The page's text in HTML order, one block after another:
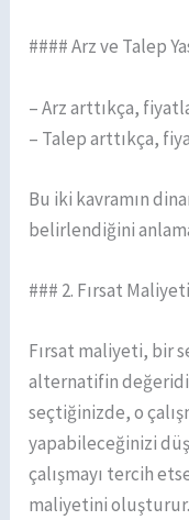
#### Arz ve Talep
– Arz arttıkça,
– Talep arttıkça,
Bu iki kavramın
belirlendiğini
### 2. Fırsat Maliyeti
Fırsat maliyeti, bir
alternatifin
seçtiğinizde, o
yapabileceğinizi
çalışmayı tercih
maliyetini oluşturur.